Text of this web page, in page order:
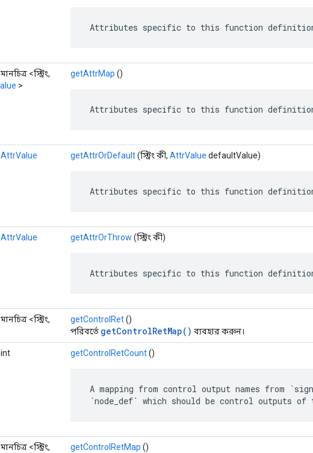
Attributes specific to this function
<স্ট্রিং,
>
getAttrMap ()
Attributes specific to this function
AttrValue getAttrOrDefault(স্ট্রিং কী, AttrValue defaultValue)
Attributes specific to this function
AttrValue getAttrOrThrow (স্ট্রিং কী)
Attributes specific to this function
<স্ট্রিং,
getControlRet()
পরিবর্তে getControlRetMap() ব্যবহার করুন।
int getControlRetCount()
A mapping from control output names from
`node_def` which should be control outputs
<স্ট্রিং,
getControlRetMap ()